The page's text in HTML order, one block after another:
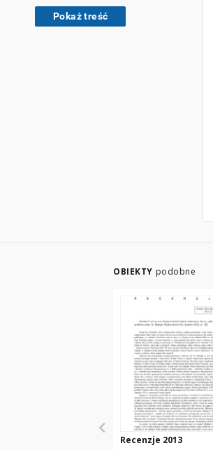
Pokaż treść
OBIEKTY podobne
Recenzje 2013